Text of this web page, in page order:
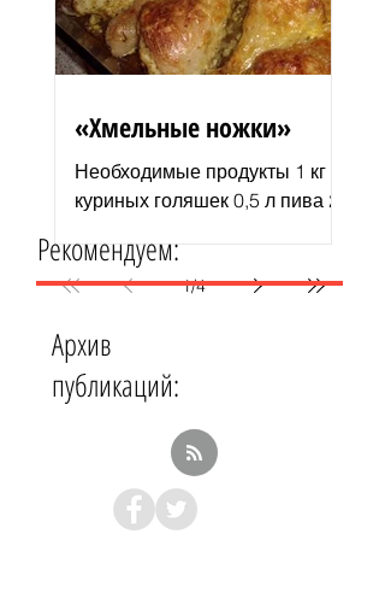
«Хмельные ножки»
Необходимые продукты 1 кг
куриных голяшек 0,5 л пива 2–
курицы соль и перец по вкусу
1 пачка изюма (200 г )...
1/4
Рекомендуем:
Архив
публикаций: